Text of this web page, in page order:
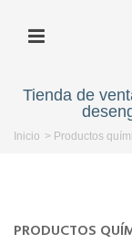
Tienda de
Inicio > Productos
PRODUCTOS